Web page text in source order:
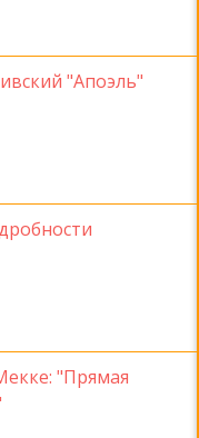
"Апоэль"
"Прямая